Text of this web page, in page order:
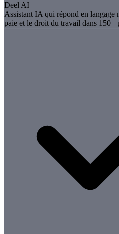
Deel AI
Assistant IA qui répond en langage
paie et le droit du travail dans 150+